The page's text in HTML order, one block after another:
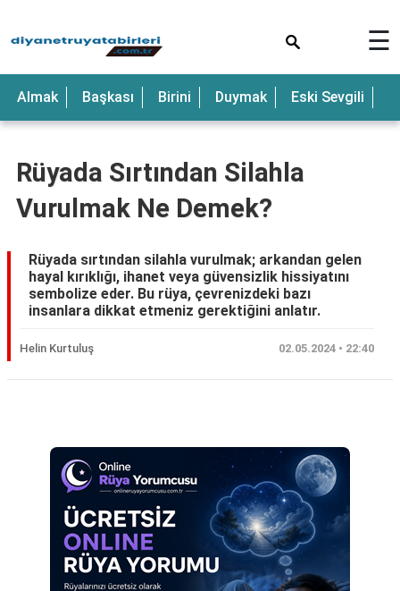
Anne
Bebek
Beyaz
Deniz
Düğün
Erkek
☰
Almak Başkası Birini Duymak Eski Sevgili
Rüyada Sırtından Silahla
Vurulmak Ne Demek?
Rüyada sırtından silahla vurulmak; arkandan gelen
hayal kırıklığı, ihanet veya güvensizlik hissiyatını
sembolize eder. Bu rüya, çevrenizdeki bazı
insanlara dikkat etmeniz gerektiğini anlatır.
Helin Kurtuluş 02.05.2024 • 22:40